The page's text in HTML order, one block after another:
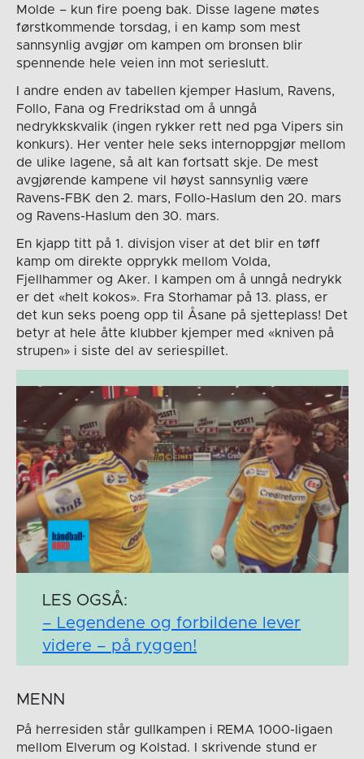
Molde – kun fire poeng bak. Disse lagene møtes
førstkommende torsdag, i en kamp som mest
sannsynlig avgjør om kampen om bronsen blir
spennende hele veien inn mot serieslutt.
I andre enden av tabellen kjemper Haslum, Ravens,
Follo, Fana og Fredrikstad om å unngå
nedrykkskvalik (ingen rykker rett ned pga Vipers sin
konkurs). Her venter hele seks internoppgjør mellom
de ulike lagene, så alt kan fortsatt skje. De mest
avgjørende kampene vil høyst sannsynlig være
Ravens-FBK den 2. mars, Follo-Haslum den 20. mars
og Ravens-Haslum den 30. mars.
En kjapp titt på 1. divisjon viser at det blir en tøff
kamp om direkte opprykk mellom Volda,
Fjellhammer og Aker. I kampen om å unngå nedrykk
er det «helt kokos». Fra Storhamar på 13. plass, er
det kun seks poeng opp til Åsane på sjetteplass! Det
betyr at hele åtte klubber kjemper med «kniven på
strupen» i siste del av seriespillet.
LES OGSÅ:
– Legendene og forbildene lever
videre – på ryggen!
MENN
På herresiden står gullkampen i REMA 1000-ligaen
mellom Elverum og Kolstad. I skrivende stund er